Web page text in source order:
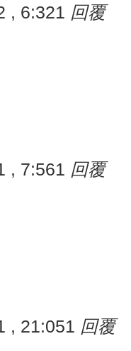
, 6:321 回覆
, 7:561 回覆
, 21:051 回覆